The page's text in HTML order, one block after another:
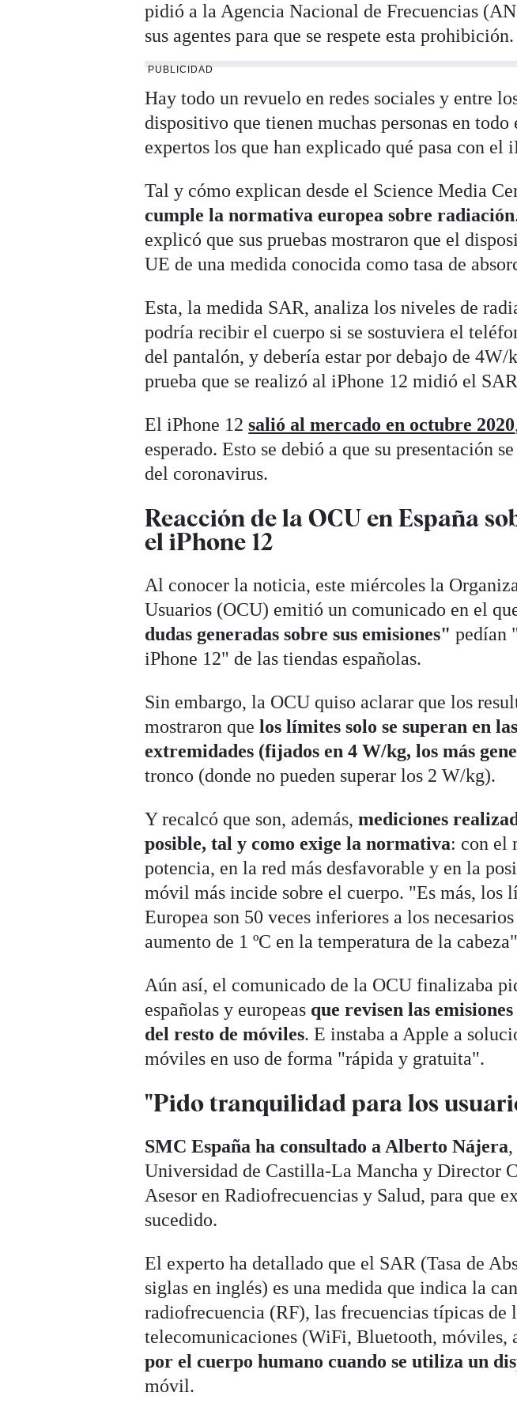
pidió a la Agencia Nacional de Frecuencias
sus agentes para que se respete esta prohibición.
PUBLICIDAD
Hay todo un revuelo en redes sociales y entre
dispositivo que tienen muchas personas en
expertos los que han explicado qué pasa con el
Tal y cómo explican desde el Science Media
cumple la normativa europea sobre radiación
explicó que sus pruebas mostraron que el
UE de una medida conocida como tasa de
Esta, la medida SAR, analiza los niveles de
podría recibir el cuerpo si se sostuviera el
del pantalón, y debería estar por debajo de
prueba que se realizó al iPhone 12 midió el
El iPhone 12salió al mercado en octubre 2020
esperado. Esto se debió a que su presentación
del coronavirus.
Reacción de la OCU en España
el iPhone 12
Al conocer la noticia, este miércoles la
Usuarios (OCU) emitió un comunicado en el
dudas generadas sobre sus emisiones" pedían
iPhone 12" de las tiendas españolas.
Sin embargo, la OCU quiso aclarar que los
mostraron quelos límites solo se superan en
extremidades (fijados en 4 W/kg, los más
tronco (donde no pueden superar los 2 W/kg).
Y recalcó que son, además,mediciones
posible, tal y como exige la normativa: con el
potencia, en la red más desfavorable y en la
móvil más incide sobre el cuerpo. "Es más, los
Europea son 50 veces inferiores a los
aumento de 1 ºC en la temperatura de la
Aún así, el comunicado de la OCU finalizaba
españolas y europeas que revisen las
del resto de móviles. E instaba a Apple a
móviles en uso de forma "rápida y gratuita".
"Pido tranquilidad para los
SMC España ha consultado a Alberto Nájera
Universidad de Castilla-La Mancha y Director
Asesor en Radiofrecuencias y Salud, para que
sucedido.
El experto ha detallado que el SAR (Tasa de
siglas en inglés) es una medida que indica la
radiofrecuencia (RF), las frecuencias típicas de
telecomunicaciones (WiFi, Bluetooth, móviles,
por el cuerpo humano cuando se utiliza un
móvil.